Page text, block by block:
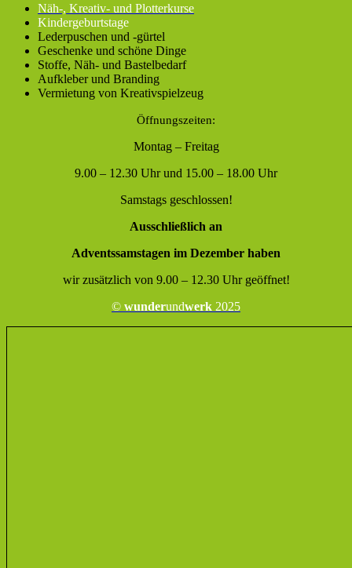
Näh-, Kreativ- und Plotterkurse
Kindergeburtstage
Lederpuschen und -gürtel
Geschenke und schöne Dinge
Stoffe, Näh- und Bastelbedarf
Aufkleber und Branding
Vermietung von Kreativspielzeug
Öffnungszeiten:
Montag – Freitag
9.00 – 12.30 Uhr und 15.00 – 18.00 Uhr
Samstags geschlossen!
Ausschließlich an
Adventssamstagen im Dezember haben
wir zusätzlich von 9.00 – 12.30 Uhr geöffnet!
© wunderundwerk 2025